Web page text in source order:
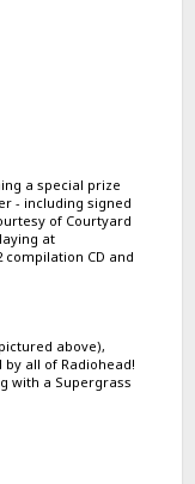
a special prize
- including signed
of Courtyard
at
compilation CD and
above),
all of Radiohead!
with a Supergrass